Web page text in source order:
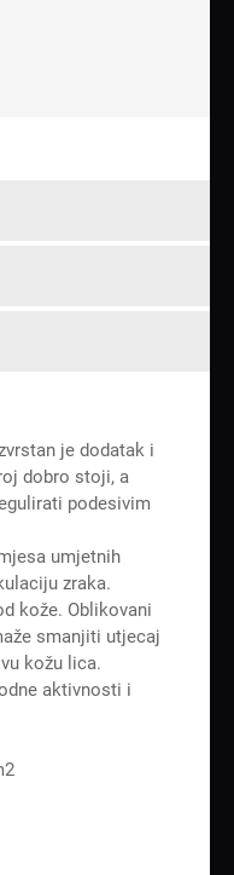
je dodatak i
dobro stoji, a
podesivim
umjetnih
zraka.
kože. Oblikovani
smanjiti utjecaj
kožu lica.
aktivnosti i